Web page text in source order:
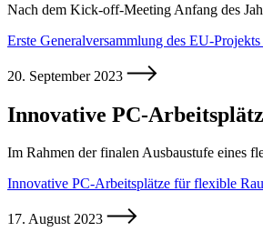
Nach dem Kick-off-Meeting Anfang des
Erste Generalversammlung des EU-
20. September 2023
Innovative PC-
Im Rahmen der finalen Ausbaustufe eines
Innovative PC-Arbeitsplätze für flexible
17. August 2023